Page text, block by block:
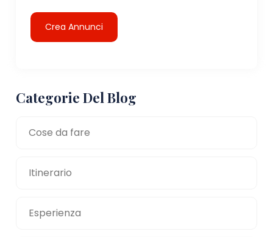
Crea Annunci
Categorie Del Blog
Cose da fare
Itinerario
Esperienza